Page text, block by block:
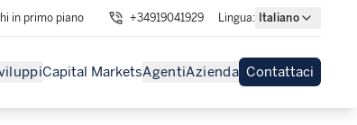
in primo piano +34919041929 Lingua: Italiano
Capital MarketsAgentiAzienda Contattaci